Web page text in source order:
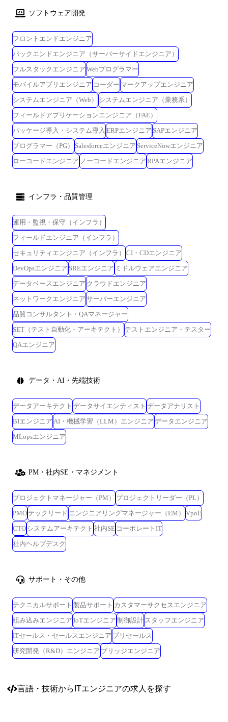
ソフトウェア開発
フロントエンドエンジニア
バックエンドエンジニア（サーバーサイドエンジニア）
フルスタックエンジニア Webプログラマー
モバイルアプリエンジニア コーダー マークアップエンジニア
システムエンジニア（Web）
システムエンジニア（業務系）
フィールドアプリケーションエンジニア（FAE）
パッケージ導入・システム導入 ERPエンジニア SAPエンジニア
プログラマー（PG）
Salesforceエンジニア ServiceNowエンジニア
ローコードエンジニア ノーコードエンジニア RPAエンジニア
インフラ・品質管理
運用・監視・保守（インフラ）
フィールドエンジニア（インフラ）
セキュリティエンジニア（インフラ）
CI・CDエンジニア
DevOpsエンジニア SREエンジニア ミドルウェアエンジニア
データベースエンジニア クラウドエンジニア
ネットワークエンジニア サーバーエンジニア
品質コンサルタント・QAマネージャー
SET（テスト自動化・アーキテクト）
テストエンジニア・テスター
QAエンジニア
データ・AI・先端技術
データアーキテクト データサイエンティスト データアナリスト
BIエンジニア AI・機械学習（LLM）エンジニア データエンジニア
MLopsエンジニア
PM・社内SE・マネジメント
プロジェクトマネージャー（PM）
プロジェクトリーダー（PL）
PMO テックリード エンジニアリングマネージャー（EM）
VpoE
CTO システムアーキテクト 社内SE コーポレートIT
社内ヘルプデスク
サポート・その他
テクニカルサポート 製品サポート カスタマーサクセスエンジニア
組み込みエンジニア IoTエンジニア 制御設計 スタッフエンジニア
ITセールス・セールスエンジニア プリセールス
研究開発（R&D）エンジニア ブリッジエンジニア
言語・技術からITエンジニアの求人を探す